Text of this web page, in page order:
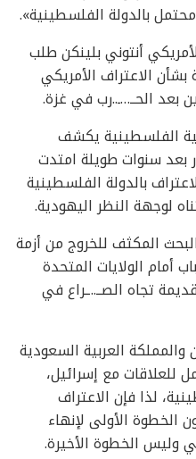
بالدولة الفلسطينية».
أنتوني بلينكن طلب
الاعتراف الأمريكي
الحــ…ـ..رب في غزة.
الفلسطينية يكشف
بعد سنوات طويلة امتدت
الاعتراف بالدولة الفلسطينية
لوجهة النظر اليهودية.
المكثف للخروج من أزمة
أمام الولايات المتحدة
تجاه الصــ..ـراع في
والمملكة العربية السعودية
مع إسرائيل،
لذا فإن الاعتراف
الخطوة الأولى لإنهاء
وليس الخطوة الأخيرة.